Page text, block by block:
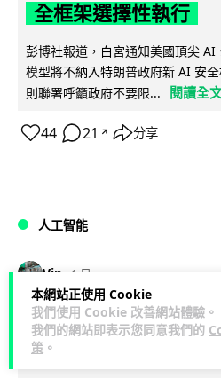
本網站正使用 Cookie
我們使用 Cookie 改善網站體驗。
我們的網站即表示您同意我們的
策 。
全框架選擇性執行
彭博社報道，白宮通知美國頂尖
模型將不納入特朗普政府新 AI 安
則聯署呼籲政府不要限...
閱讀全
44 21 ↗ 分享
人工智能
Vin 1 日
地盤偷吸煙難逃高空
感無人機 擬加 AI 人